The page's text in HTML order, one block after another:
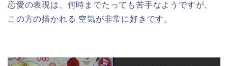
恋愛の表現は、何時までたっても苦手なようですが、
この方の描かれる 空気が非常に好きです。